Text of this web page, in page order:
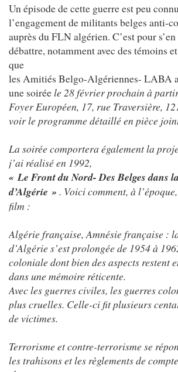
Un épisode de cette guerre est peu
l’engagement de militants belges anti-
auprès du FLN algérien. C’est pour
débattre, notamment avec des témoins
que
les Amitiés Belgo-Algériennes- LABA
une soiréele 28 février prochain à
Foyer Européen, 17, rue Traversière,
voir le programme détaillé en pièce
La soirée comportera également la
j’ai réalisé en 1992,
« Le Front du Nord- Des Belges dans
d’Algérie » . Voici comment, à
film :
Algérie française, Amnésie française :
d’Algérie s’est prolongée de 1954 à
coloniale dont bien des aspects restent
dans une mémoire réticente.
Avec les guerres civiles, les guerres
plus cruelles. Celle-ci fit plusieurs
de victimes.
Terrorisme et contre-terrorisme se
les trahisons et les règlements de